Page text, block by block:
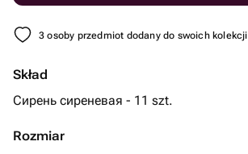
3 osoby przedmiot dodany do swoich kolekcji
Skład
Сирень сиреневая - 11 szt.
Rozmiar